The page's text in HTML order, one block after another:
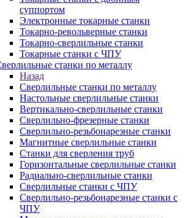
суппортом
Электронные токарные станки
Токарно-револьверные станки
Токарно-сверлильные станки
Токарные станки с ЧПУ
станки по металлу
Назад
Сверлильные станки по металлу
Настольные сверлильные станки
Вертикально-сверлильные станки
Сверлильно-фрезерные станки
Сверлильно-резьбонарезные станки
Магнитные сверлильные станки
Станки для сверления труб
Горизонтальные сверлильные станки
Радиально-сверлильные станки
Сверлильные станки с ЧПУ
Сверлильно-резьбонарезные станки с
ЧПУ